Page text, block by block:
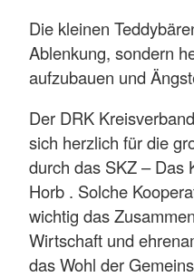
Die kleinen
Ablenkung, sondern
aufzubauen und
Der DRK
sich herzlich für die
durch das SKZ – Das
Horb . Solche
wichtig das
Wirtschaft und
das Wohl der